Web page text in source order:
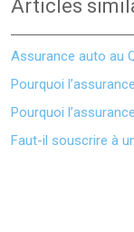
Articles
Assurance auto au
Pourquoi
Pourquoi
Faut-il souscrire à